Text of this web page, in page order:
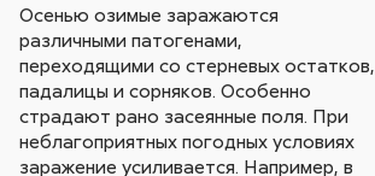
Осенью озимые заражаются
различными патогенами,
переходящими со стерневых остатков,
падалицы и сорняков. Особенно
страдают рано засеянные поля. При
неблагоприятных погодных условиях
заражение усиливается. Например, в